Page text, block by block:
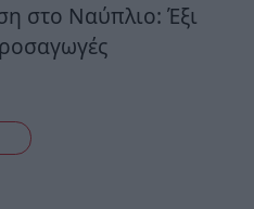
στο Ναύπλιο: Έξι